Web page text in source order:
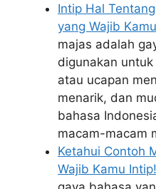
Intip Hal
yang Wajib
majas adalah
digunakan
atau ucapan
menarik, dan
bahasa
macam-macam
Ketahui Contoh
Wajib Kamu Intip!